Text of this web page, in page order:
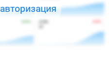
авторизация